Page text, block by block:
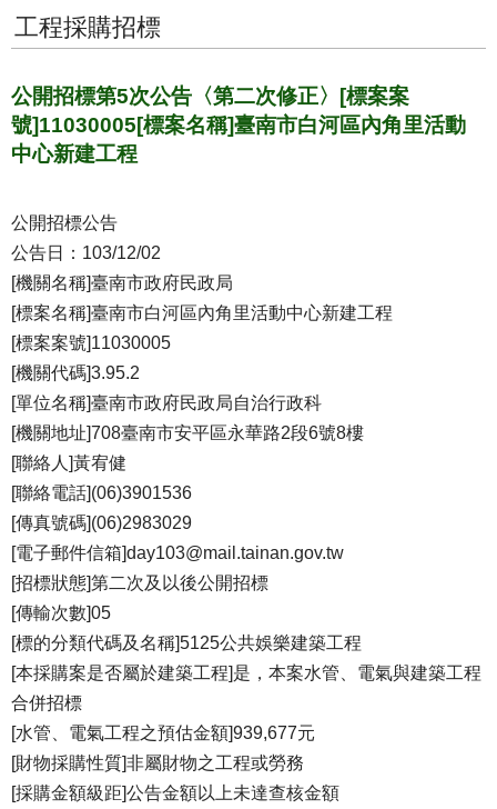
工程採購招標
公開招標第5次公告〈第二次修正〉[標案案
號]11030005[標案名稱]臺南市白河區內角里活動
中心新建工程
公開招標公告
公告日：103/12/02
[機關名稱]臺南市政府民政局
[標案名稱]臺南市白河區內角里活動中心新建工程
[標案案號]11030005
[機關代碼]3.95.2
[單位名稱]臺南市政府民政局自治行政科
[機關地址]708臺南市安平區永華路2段6號8樓
[聯絡人]黃宥健
[聯絡電話](06)3901536
[傳真號碼](06)2983029
[電子郵件信箱]day103@mail.tainan.gov.tw
[招標狀態]第二次及以後公開招標
[傳輸次數]05
[標的分類代碼及名稱]5125公共娛樂建築工程
[本採購案是否屬於建築工程]是，本案水管、電氣與建築工程
合併招標
[水管、電氣工程之預估金額]939,677元
[財物採購性質]非屬財物之工程或勞務
[採購金額級距]公告金額以上未達查核金額